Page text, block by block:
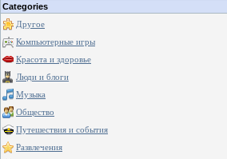
Categories
Другое
Компьютерные игры
Красота и здоровье
Люди и блоги
Музыка
Общество
Путешествия и события
Развлечения